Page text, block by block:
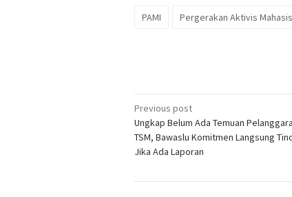
PAMI Pergerakan Aktivis
Post
navigation
Previous post
Ungkap Belum Ada Temuan
TSM, Bawaslu Komitmen Langsung
Jika Ada Laporan